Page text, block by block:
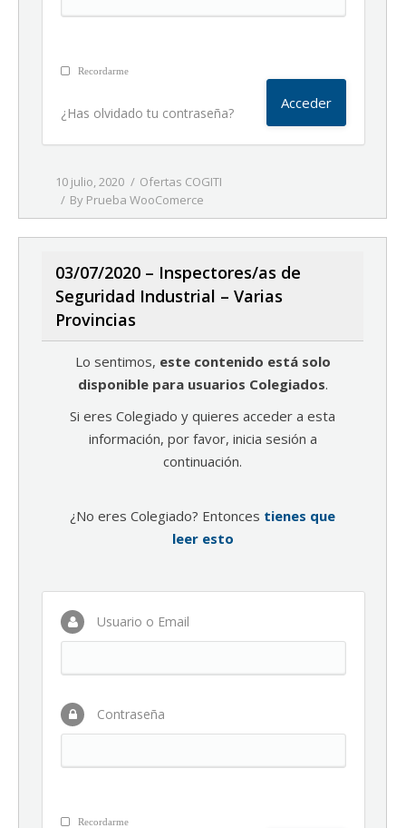
Recordarme
¿Has olvidado tu contraseña?
10 julio, 2020
Ofertas COGITI
By Prueba WooComerce
03/07/2020 – Inspectores/as de
Seguridad Industrial – Varias
Provincias
Lo sentimos, este contenido está solo
disponible para usuarios Colegiados.
Si eres Colegiado y quieres acceder a esta
información, por favor, inicia sesión a
continuación.
¿No eres Colegiado? Entonces tienes que
leer esto
Usuario o Email
Contraseña
Recordarme